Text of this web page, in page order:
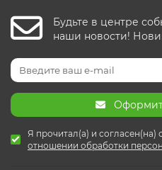
Будьте в центре
наши новости!
Я прочитал(а) и согласен(на)
отношении обработки